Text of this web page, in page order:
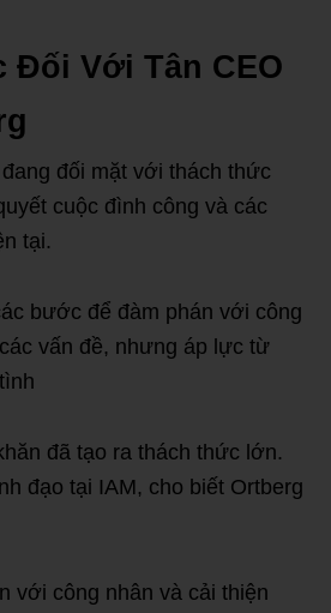
Đối Với Tân CEO
đối mặt với thách thức
cuộc đình công và các
tại.
bước để đàm phán với công
vấn đề, nhưng áp lực từ
đã tạo ra thách thức lớn.
đạo tại IAM, cho biết Ortberg
với công nhân và cải thiện